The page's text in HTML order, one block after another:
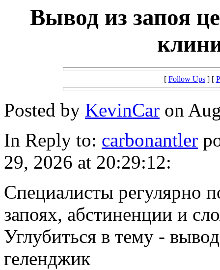
Вывод из запоя
[ Follow Ups] [
Posted by KevinCar on
In Reply to: carbonantler
29, 2026 at 20:29:12:
Специалисты регулярно
запоях, абстиненции и
Углубиться в тему -
геленджик